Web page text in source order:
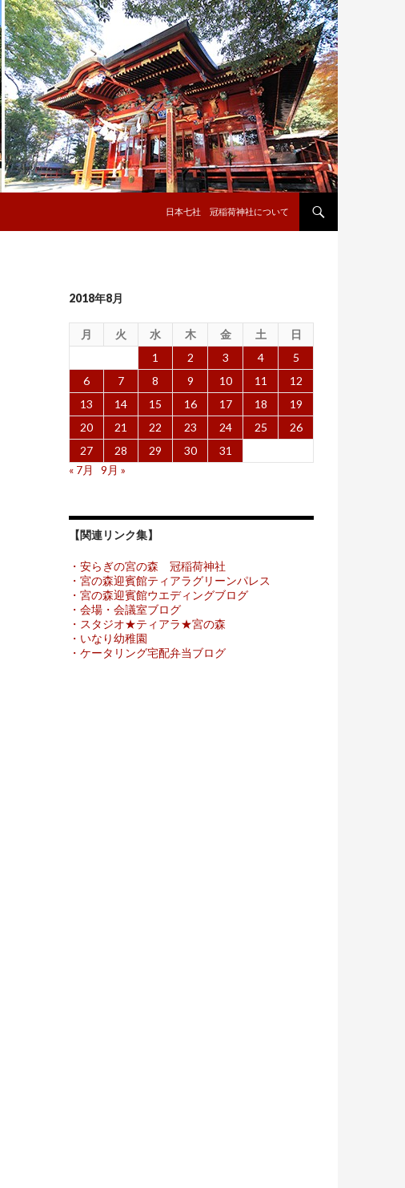
日本七社 冠稲荷神社について
2018年8月
月 火 水 木 金 土
日
1
2 3 4
5
6
7 8 9 10 11
12
13
14 15 16 17 18
19
20
21 22 23 24 25
26
27
28 29 30
31
« 7月
9月 »
【関連リンク集】
・安らぎの宮の森 冠稲荷神社
・宮の森迎賓館ティアラグリーンパレス
・宮の森迎賓館ウエディングブログ
・会場・会議室ブログ
・スタジオ★ティアラ★宮の森
・いなり幼稚園
・ケータリング宅配弁当ブログ